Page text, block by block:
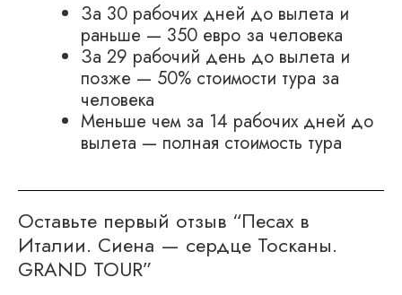
За 30 рабочих дней до вылета и
раньше — 350 евро за человека
За 29 рабочий день до вылета и
позже — 50% стоимости тура за
человека
Меньше чем за 14 рабочих дней до
вылета — полная стоимость тура
Оставьте первый отзыв “Песах в
Италии. Сиена — сердце Тосканы.
GRAND TOUR”